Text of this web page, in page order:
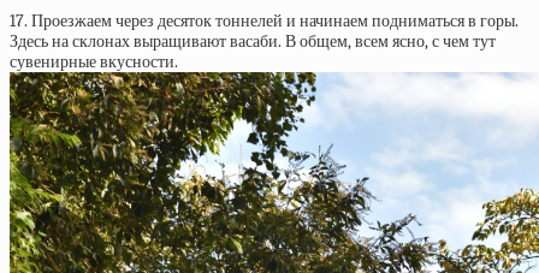
17. Проезжаем через десяток тоннелей и начинаем подниматься в горы.
Здесь на склонах выращивают васаби. В общем, всем ясно, с чем тут
сувенирные вкусности.